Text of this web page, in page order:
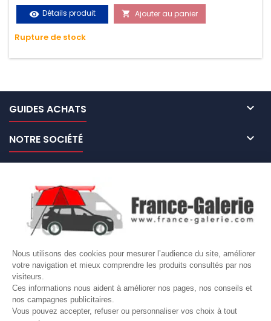
Nous utilisons des cookies pour mesurer l’audience du site, améliorer
votre navigation et mieux comprendre les produits consultés par nos
visiteurs.
Ces informations nous aident à améliorer nos pages, nos conseils et
nos campagnes publicitaires.
Vous pouvez accepter, refuser ou personnaliser vos choix à tout
vos chargements pendant le transport. Matière polyester
très résistante aux UV et aux variations de températures,
n'absorbe pas l'eau.
visibility Détails produit  Ajouter au panier
Rupture de stock
GUIDES ACHATS 
NOTRE SOCIÉTÉ 
VOTRE COMPTE 
Site protégé par reCAPTCHA.
LETTRE D'INFORMATIONS